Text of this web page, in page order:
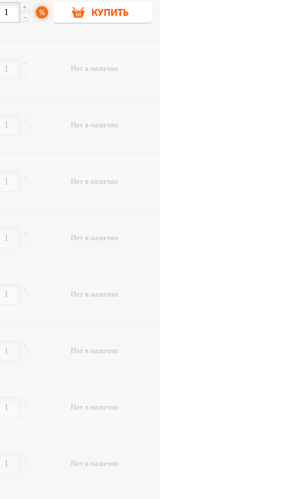
-
+
% КУПИТЬ
-
+
Нет в наличии
-
+
Нет в наличии
-
+
Нет в наличии
-
+
Нет в наличии
-
+
Нет в наличии
-
+
Нет в наличии
-
+
Нет в наличии
-
+
Нет в наличии